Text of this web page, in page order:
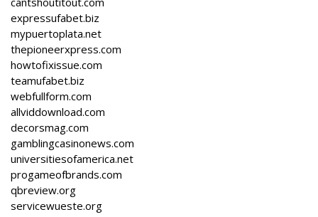
expressufabet.biz
mypuertoplata.net
thepioneerxpress.com
howtofixissue.com
teamufabet.biz
webfullform.com
allviddownload.com
decorsmag.com
gamblingcasinonews.com
universitiesofamerica.net
progameofbrands.com
qbreview.org
servicewueste.org